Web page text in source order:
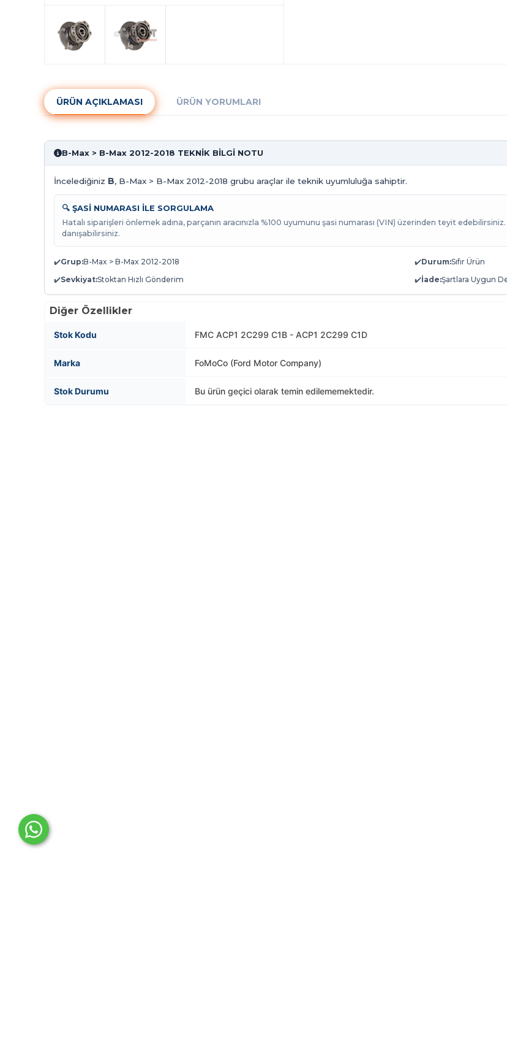
ÜRÜN AÇIKLAMASI ÜRÜN YORUMLARI
B-Max > B-Max 2012-2018 TEKNİK BİLGİ NOTU
İncelediğiniz B, B-Max > B-Max 2012-2018 grubu araçlar ile teknik uyumluluğa sahiptir.
🔍 ŞASİ NUMARASI İLE SORGULAMA
Hatalı siparişleri önlemek adına, parçanın aracınızla %100 uyumunu şasi numarası (VIN) üzerinden teyit edebilirsiniz.
danışabilirsiniz.
✔️Grup:B-Max > B-Max 2012-2018 ✔️Durum:Sıfır Ürün
✔️Sevkiyat:Stoktan Hızlı Gönderim ✔️İade:Şartlara Uygun
Diğer Özellikler
Stok Kodu FMC ACP1 2C299 C1B - ACP1 2C299 C1D
Marka FoMoCo (Ford Motor Company)
Stok Durumu Bu ürün geçici olarak temin edilememektedir.